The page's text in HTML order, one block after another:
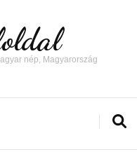
nép, Magyarország